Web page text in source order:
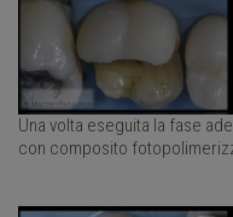
Una volta eseguita la fase
con composito